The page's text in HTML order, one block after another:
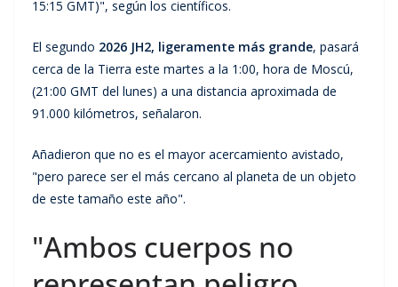
15:15 GMT)", según los científicos.
El segundo 2026 JH2, ligeramente más grande, pasará
cerca de la Tierra este martes a la 1:00, hora de Moscú,
(21:00 GMT del lunes) a una distancia aproximada de
91.000 kilómetros, señalaron.
Añadieron que no es el mayor acercamiento avistado,
"pero parece ser el más cercano al planeta de un objeto
de este tamaño este año".
"Ambos cuerpos no